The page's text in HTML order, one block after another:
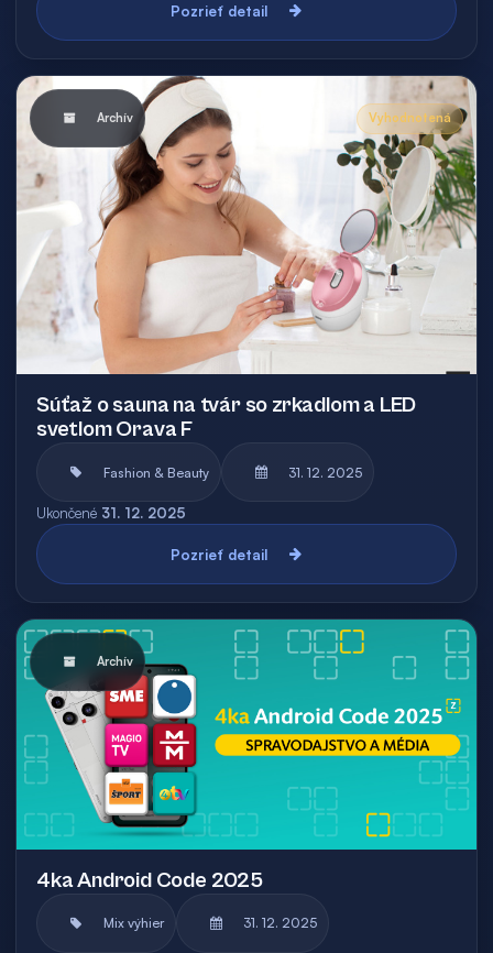
Pozrieť detail
Archív Vyhodnotená
Súťaž o sauna na tvár so zrkadlom a LED
svetlom Orava F
Fashion & Beauty 31. 12. 2025
Ukončené 31. 12. 2025
Pozrieť detail
Archív
4ka Android Code 2025
Mix výhier 31. 12. 2025